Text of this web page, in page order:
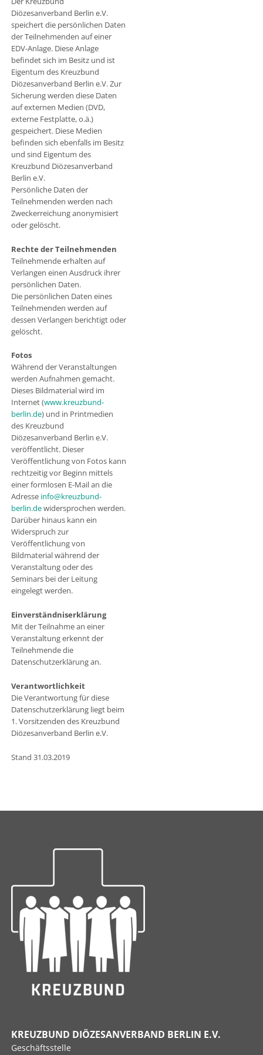
Diözesanverband Berlin e.V.
speichert die persönlichen Daten
der Teilnehmenden auf einer
EDV-Anlage. Diese Anlage
befindet sich im Besitz und ist
Eigentum des Kreuzbund
Diözesanverband Berlin e.V. Zur
Sicherung werden diese Daten
auf externen Medien (DVD,
externe Festplatte, o.ä.)
gespeichert. Diese Medien
befinden sich ebenfalls im Besitz
und sind Eigentum des
Kreuzbund Diözesanverband
Berlin e.V.
Persönliche Daten der
Teilnehmenden werden nach
Zweckerreichung anonymisiert
oder gelöscht.
Rechte der Teilnehmenden
Teilnehmende erhalten auf
Verlangen einen Ausdruck ihrer
persönlichen Daten.
Die persönlichen Daten eines
Teilnehmenden werden auf
dessen Verlangen berichtigt oder
gelöscht.
Fotos
Während der Veranstaltungen
werden Aufnahmen gemacht.
Dieses Bildmaterial wird im
Internet (www.kreuzbund-
berlin.de) und in Printmedien
des Kreuzbund
Diözesanverband Berlin e.V.
veröffentlicht. Dieser
Veröffentlichung von Fotos kann
rechtzeitig vor Beginn mittels
einer formlosen E-Mail an die
Adresse info@kreuzbund-
berlin.dewidersprochen werden.
Darüber hinaus kann ein
Widerspruch zur
Veröffentlichung von
Bildmaterial während der
Veranstaltung oder des
Seminars bei der Leitung
eingelegt werden.
Einverständniserklärung
Mit der Teilnahme an einer
Veranstaltung erkennt der
Teilnehmende die
Datenschutzerklärung an.
Verantwortlichkeit
Die Verantwortung für diese
Datenschutzerklärung liegt beim
1. Vorsitzenden des Kreuzbund
Diözesanverband Berlin e.V.
Stand 31.03.2019
KREUZBUND DIÖZESANVERBAND BERLIN E.V.
Geschäftsstelle